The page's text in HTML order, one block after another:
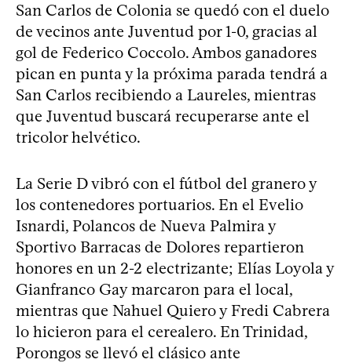
San Carlos de Colonia se quedó con el duelo
de vecinos ante Juventud por 1-0, gracias al
gol de Federico Coccolo. Ambos ganadores
pican en punta y la próxima parada tendrá a
San Carlos recibiendo a Laureles, mientras
que Juventud buscará recuperarse ante el
tricolor helvético.
La Serie D vibró con el fútbol del granero y
los contenedores portuarios. En el Evelio
Isnardi, Polancos de Nueva Palmira y
Sportivo Barracas de Dolores repartieron
honores en un 2-2 electrizante; Elías Loyola y
Gianfranco Gay marcaron para el local,
mientras que Nahuel Quiero y Fredi Cabrera
lo hicieron para el cerealero. En Trinidad,
Porongos se llevó el clásico ante